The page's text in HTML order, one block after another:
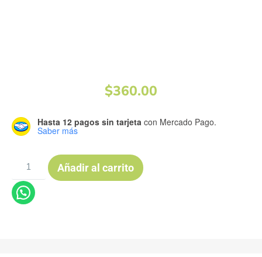
$360.00
Hasta 12 pagos sin tarjeta con Mercado Pago.
Saber más
Añadir al carrito